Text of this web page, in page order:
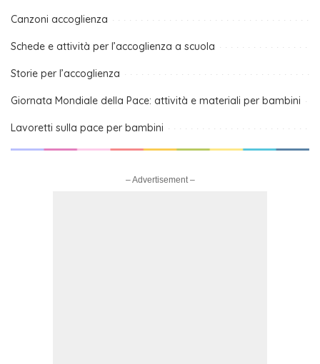
Canzoni accoglienza
Schede e attività per l’accoglienza a scuola
Storie per l’accoglienza
Giornata Mondiale della Pace: attività e materiali per bambini
Lavoretti sulla pace per bambini
– Advertisement –